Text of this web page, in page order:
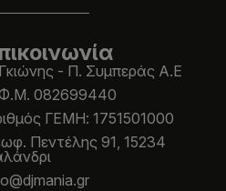
- Π. Συμπεράς Α.Ε
082699440
ΓΕΜΗ: 1751501000
Πεντέλης 91, 15234